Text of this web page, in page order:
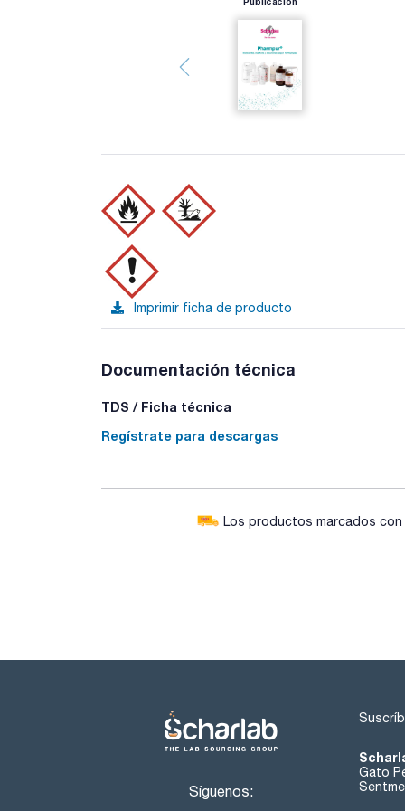
Imprimir ficha de producto
Documentación técnica
TDS / Ficha técnica
Regístrate para descargas
Los productos marcados
Síguenos:
Gato